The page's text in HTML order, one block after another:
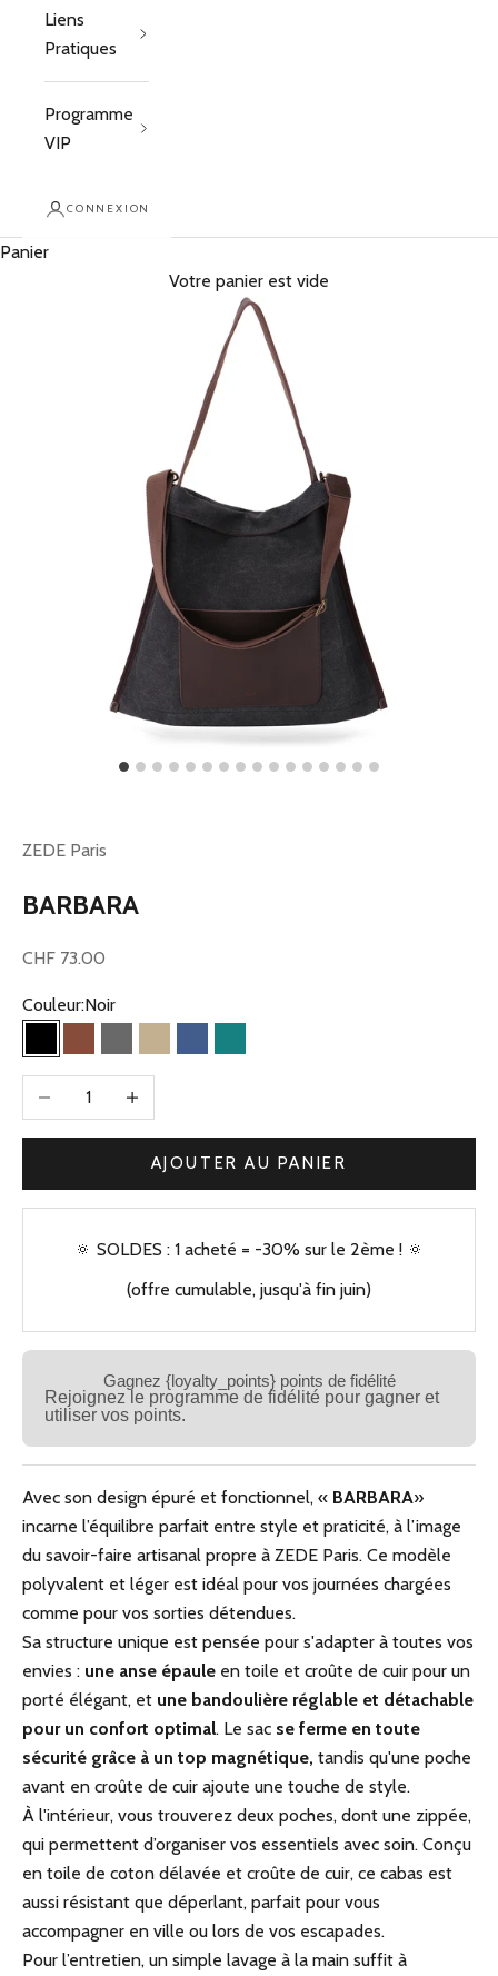
Liens
Pratiques
Programme
VIP
CONNEXION
Panier
Votre panier est vide
ZEDE Paris
BARBARA
Prix de vente
CHF 73.00
Couleur:Noir
Noir CamelGris Beige Kaki
Bleu Jean
Vert
Diminuer la quantitéAugmenter la quantité
AJOUTER AU PANIER
🔅 SOLDES : 1 acheté = -30% sur le 2ème ! 🔅
(offre cumulable, jusqu'à fin juin)
Gagnez {loyalty_points} points de fidélité
Rejoignez le programme de fidélité pour gagner et
utiliser vos points.
Avec son design épuré et fonctionnel, « BARBARA»
incarne l’équilibre parfait entre style et praticité, à l’image
du savoir-faire artisanal propre à ZEDE Paris. Ce modèle
polyvalent et léger est idéal pour vos journées chargées
comme pour vos sorties détendues.
Sa structure unique est pensée pour s'adapter à toutes vos
envies : une anse épaule en toile et croûte de cuir pour un
porté élégant, et une bandoulière réglable et détachable
pour un confort optimal. Le sac se ferme en toute
sécurité grâce à un top magnétique, tandis qu'une poche
avant en croûte de cuir ajoute une touche de style.
À l'intérieur, vous trouverez deux poches, dont une zippée,
qui permettent d’organiser vos essentiels avec soin. Conçu
en toile de coton délavée et croûte de cuir, ce cabas est
aussi résistant que déperlant, parfait pour vous
accompagner en ville ou lors de vos escapades.
Pour l’entretien, un simple lavage à la main suffit à